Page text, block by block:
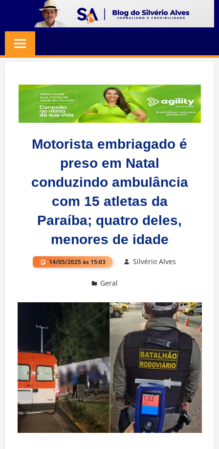
content
SILVERIO
ALVES
Jornalismo
Credibilidade
Motorista embriagado é
preso em Natal
conduzindo ambulância
com 15 atletas da
Paraíba; quatro deles,
menores de idade
14/05/2025 às 15:03 Silvério Alves
Geral